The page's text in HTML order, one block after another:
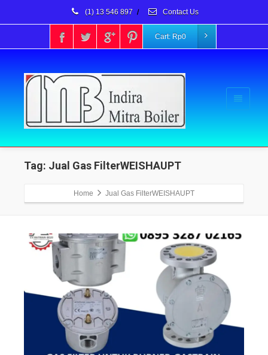
(1) 13 546 897 / Contact Us
Cart: Rp0
Tag: Jual Gas FilterWEISHAUPT
Home Jual Gas FilterWEISHAUPT